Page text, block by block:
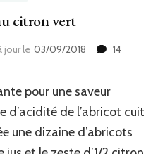
citron vert
jour le 03/09/2018
14
pour une saveur
de l’abricot cuit
une dizaine d’abricots